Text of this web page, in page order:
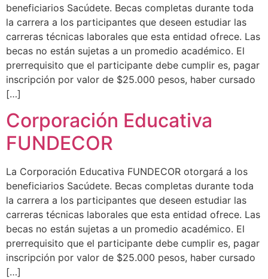
beneficiarios Sacúdete. Becas completas durante toda
la carrera a los participantes que deseen estudiar las
carreras técnicas laborales que esta entidad ofrece. Las
becas no están sujetas a un promedio académico. El
prerrequisito que el participante debe cumplir es, pagar
inscripción por valor de $25.000 pesos, haber cursado
[…]
Corporación Educativa
FUNDECOR
La Corporación Educativa FUNDECOR otorgará a los
beneficiarios Sacúdete. Becas completas durante toda
la carrera a los participantes que deseen estudiar las
carreras técnicas laborales que esta entidad ofrece. Las
becas no están sujetas a un promedio académico. El
prerrequisito que el participante debe cumplir es, pagar
inscripción por valor de $25.000 pesos, haber cursado
[…]